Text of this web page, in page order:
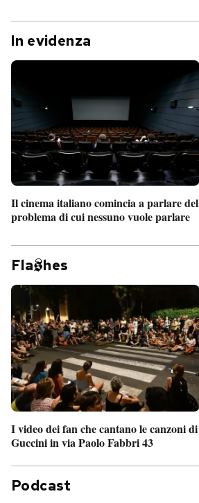
I MIEI PREFERITI
CALENDARIO
AREA PERSONALE
Entra
In evidenza
Il cinema italiano comincia a parlare del
problema di cui nessuno vuole parlare
Fla hes
I video dei fan che cantano le canzoni di
Guccini in via Paolo Fabbri 43
Podcast